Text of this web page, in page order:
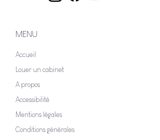
MENU
Accueil
Louer un cabinet
A propos
Accessibilité
Mentions légales
Conditions générales